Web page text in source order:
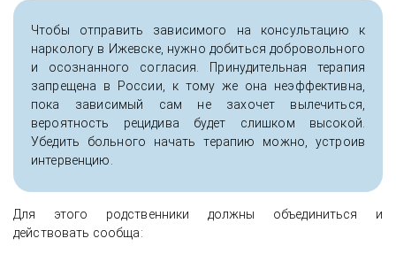
Чтобы отправить зависимого на консультацию к
наркологу в Ижевске, нужно добиться добровольного
и осознанного согласия. Принудительная терапия
запрещена в России, к тому же она неэффективна,
пока зависимый сам не захочет вылечиться,
вероятность рецидива будет слишком высокой.
Убедить больного начать терапию можно, устроив
интервенцию.
Для этого родственники должны объединиться и
действовать сообща: